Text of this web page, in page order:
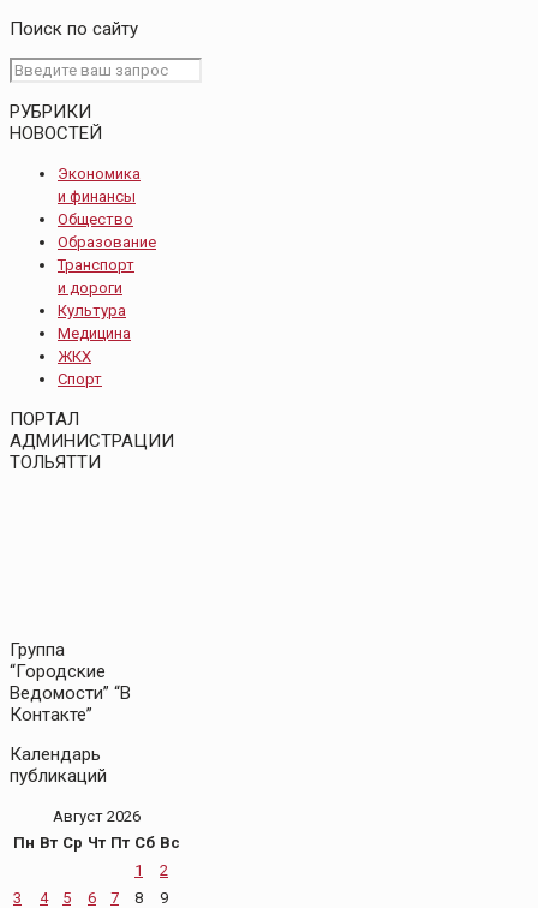
Поиск по сайту
РУБРИКИ
НОВОСТЕЙ
Экономика
и финансы
Общество
Образование
Транспорт
и дороги
Культура
Медицина
ЖКХ
Спорт
ПОРТАЛ
АДМИНИСТРАЦИИ
ТОЛЬЯТТИ
Группа
“Городские
Ведомости” “В
Контакте”
Календарь
публикаций
Август 2026
Пн Вт Ср Чт Пт Сб Вс
1
2
3
4 5 6 7 8
9